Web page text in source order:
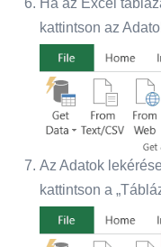
kattintson az
Az Adatok
kattintson a